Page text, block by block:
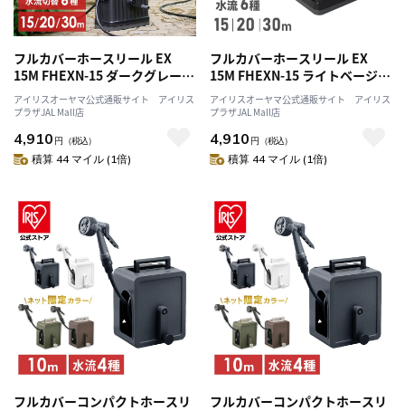
フルカバーホースリール EX
15M FHEXN-15 ダークグレー/
ブラック
アイリスオーヤマ公式通販サイト アイリス
プラザJAL Mall店
4,910 円 （税込）
積算 44 マイル (1倍)
フルカバーホースリール EX
15M FHEXN-15 ライトベージ
ュ/ホワイト
アイリスオーヤマ公式通販サイト アイリス
プラザJAL Mall店
4,910 円 （税込）
積算 44 マイル (1倍)
フルカバーコンパクトホースリ
フルカバーコンパクトホースリ